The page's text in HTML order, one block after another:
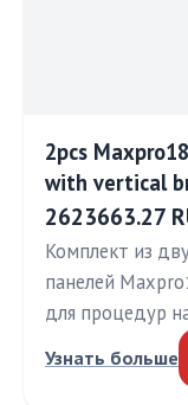
2pcs
with vertical
2623663.27
Комплект из
панелей
для процедур
Узнать больше